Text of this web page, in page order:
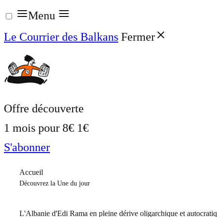
Aller
au
contenu
Menu
Le Courrier des Balkans Fermer
Offre découverte
1 mois pour 8€ 1€
S'abonner
Accueil
Découvrez la Une du jour
L'Albanie d'Edi Rama en pleine dérive oligarchique et